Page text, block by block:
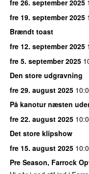
fre 26. september 2025
fre 19. september 2025
Brændt toast
fre 12. september 2025
fre 5. september 2025
Den store udgravning
fre 29. august 2025
På kanotur næsten
fre 22. august 2025
Det store klipshow
fre 15. august 2025
Pre Season, Farrock